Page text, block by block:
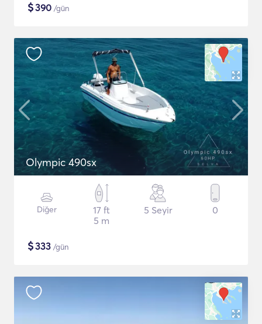
$390 /gün
Olympic 490sx
Diğer
17 ft
5 m
5 Seyir 0
$333 /gün